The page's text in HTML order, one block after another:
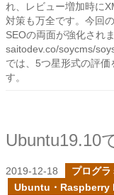
れ、レビュー増加時に
対策も万全です。今回
SEOの両面が強化され
saitodev.co/soycms/
では、5つ星形式の評
す。
2019-12-18 プログラ
Ubuntu・Raspberry